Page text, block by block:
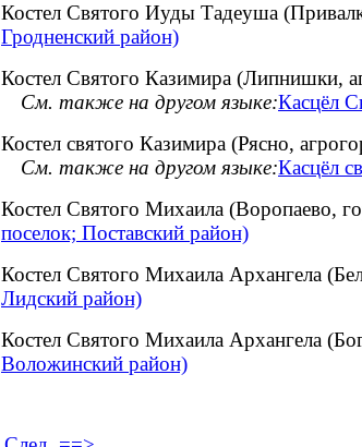
Костел Святого Иуды Тадеуша
Гродненский район)
Костел Святого Казимира (Липнишки,
См. также на другом языке:Касцёл
Костел святого Казимира (Рясно,
См. также на другом языке:Касцёл
Костел Святого Михаила (Воропаево,
поселок; Поставский район)
Костел Святого Михаила Архангела
Лидский район)
Костел Святого Михаила Архангела
Воложинский район)